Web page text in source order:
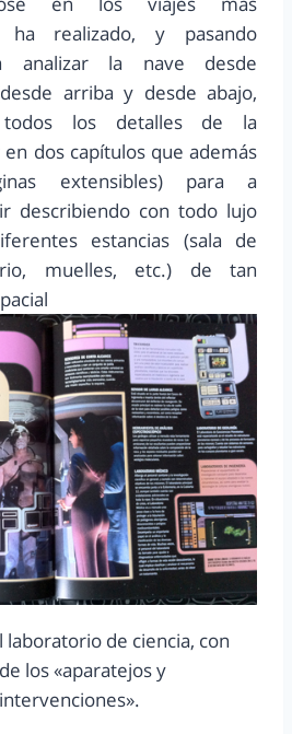
ha realizado, y pasando
analizar la nave desde
arriba y desde abajo,
todos los detalles de la
dos capítulos que además
extensibles) para a
describiendo con todo lujo
estancias (sala de
muelles, etc.) de tan
laboratorio de ciencia, con
los «aparatejos y